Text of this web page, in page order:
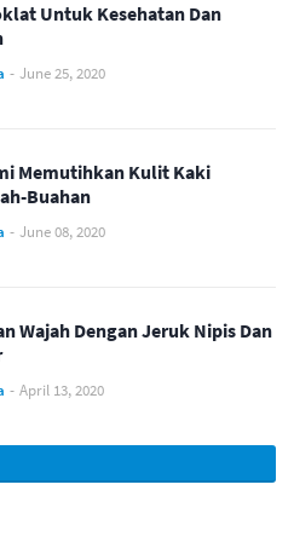
Untuk Kesehatan Dan
- June 25, 2020
Memutihkan Kulit Kaki
Buahan
- June 08, 2020
Wajah Dengan Jeruk Nipis Dan
- April 13, 2020